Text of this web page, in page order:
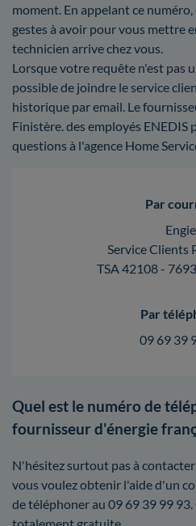
moment. En appelant ce
gestes à avoir pour vous mettre
technicien arrive chez vous.
Lorsque votre requête n'est pas
possible de joindre le service
historique par email. Le
Finistère. des employés ENEDIS
questions à l'agence Home
Par
Engie
Service Clients
TSA 42108 -
Par
09 69 39
Quel est le numéro de
fournisseur d'énergie
N'hésitez surtout pas à
vous voulez obtenir l'aide d'un
de téléphoner au 09 69 39 99